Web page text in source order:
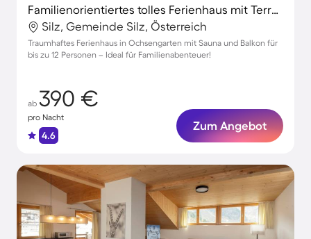
Familienorientiertes tolles Ferienhaus mit Terrasse, Sauna und Grill | Skifahren in der Nähe
Silz, Gemeinde Silz, Österreich
Traumhaftes Ferienhaus in Ochsengarten mit Sauna und Balkon für
bis zu 12 Personen – Ideal für Familienabenteuer!
ab 390 €
pro Nacht
4.6
Zum Angebot